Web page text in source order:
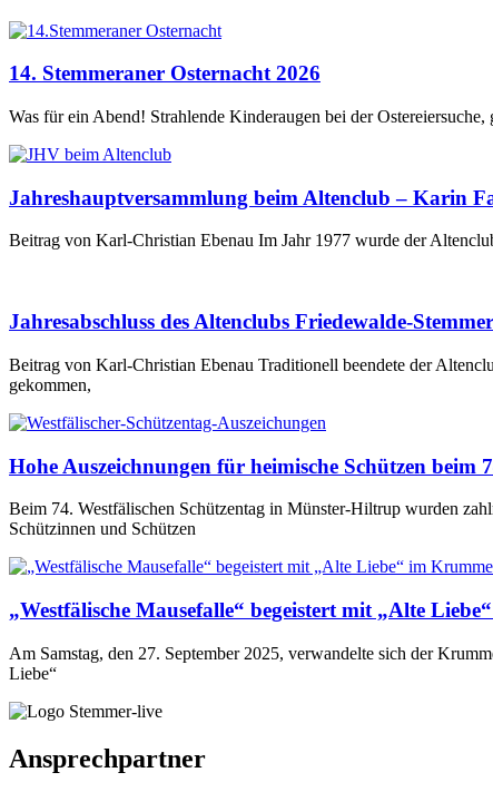
14. Stemmeraner Osternacht 2026
Was für ein Abend! Strahlende Kinderaugen bei der
Jahreshauptversammlung beim Altenclub – Karin
Beitrag von Karl-Christian Ebenau Im Jahr 1977 wurde der
Jahresabschluss des Altenclubs Friedewalde-Stemmer
Beitrag von Karl-Christian Ebenau Traditionell beendete der
gekommen,
Hohe Auszeichnungen für heimische Schützen beim
Beim 74. Westfälischen Schützentag in Münster-Hiltrup wurden
Schützinnen und Schützen
„Westfälische Mausefalle“ begeistert mit „Alte
Am Samstag, den 27. September 2025, verwandelte sich der
Liebe“
Ansprechpartner